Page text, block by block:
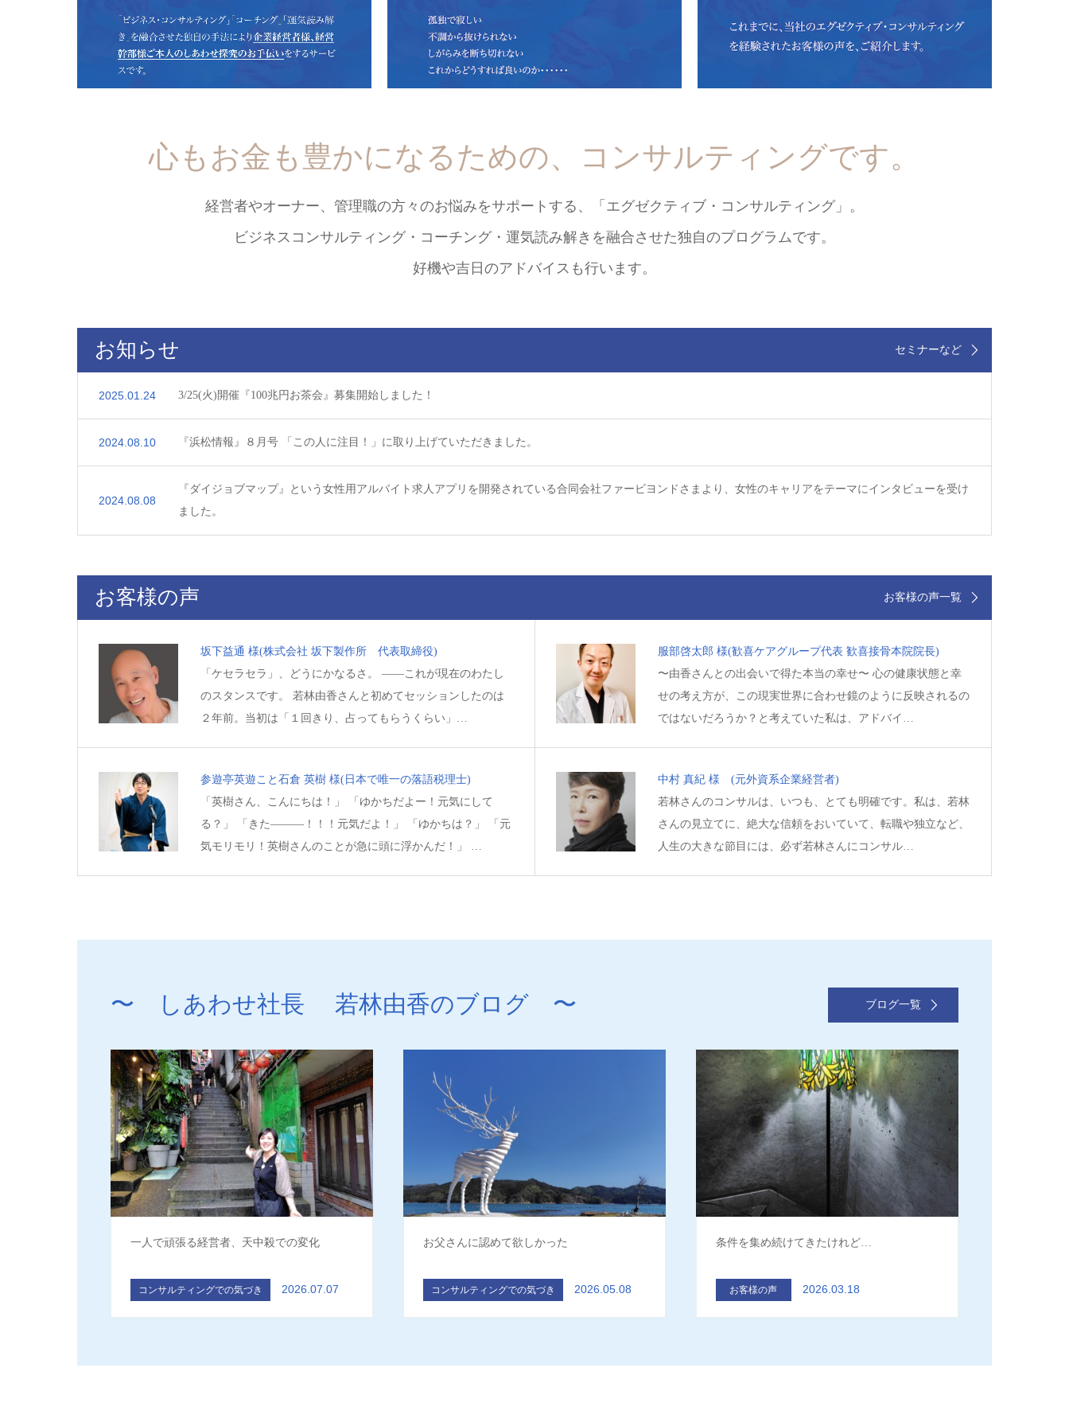
2026.07.07 一人で頑張る経営者、天中殺での変化
心もお金も豊かになるための、コンサルティングです。
経営者やオーナー、管理職の方々のお悩みをサポートする、「エグゼクティブ・コンサルティング」。
ビジネスコンサルティング・コーチング・運気読み解きを融合させた独自のプログラムです。
好機や吉日のアドバイスも行います。
お知らせ セミナーなど
2025.01.24 3/25(火)開催『100兆円お茶会』募集開始しました！
2024.08.10 『浜松情報』８月号 「この人に注目！」に取り上げていただきました。
2024.08.08
『ダイジョブマップ』という女性用アルバイト求人アプリを開発されている合同会社ファービヨンドさまより、女性のキャリアをテーマにインタビューを受け
ました。
お客様の声 お客様の声一覧
坂下益通 様(株式会社 坂下製作所 代表取締役)
「ケセラセラ」、どうにかなるさ。 ——これが現在のわたし
のスタンスです。 若林由香さんと初めてセッションしたのは
２年前。当初は「１回きり、占ってもらうくらい」…
服部啓太郎 様(歓喜ケアグループ代表 歓喜接骨本院院長)
〜由香さんとの出会いで得た本当の幸せ〜 心の健康状態と幸
せの考え方が、この現実世界に合わせ鏡のように反映されるの
ではないだろうか？と考えていた私は、アドバイ…
参遊亭英遊こと石倉 英樹 様(日本で唯一の落語税理士)
「英樹さん、こんにちは！」 「ゆかちだよー！元気にして
る？」 「きた―――！！！元気だよ！」 「ゆかちは？」 「元
気モリモリ！英樹さんのことが急に頭に浮かんだ！」 …
中村 真紀 様 (元外資系企業経営者)
若林さんのコンサルは、いつも、とても明確です。私は、若林
さんの見立てに、絶大な信頼をおいていて、転職や独立など、
人生の大きな節目には、必ず若林さんにコンサル…
〜 しあわせ社長 若林由香のブログ 〜 ブログ一覧
一人で頑張る経営者、天中殺での変化
コンサルティングでの気づき 2026.07.07
お父さんに認めて欲しかった
コンサルティングでの気づき 2026.05.08
条件を集め続けてきたけれど…
お客様の声 2026.03.18